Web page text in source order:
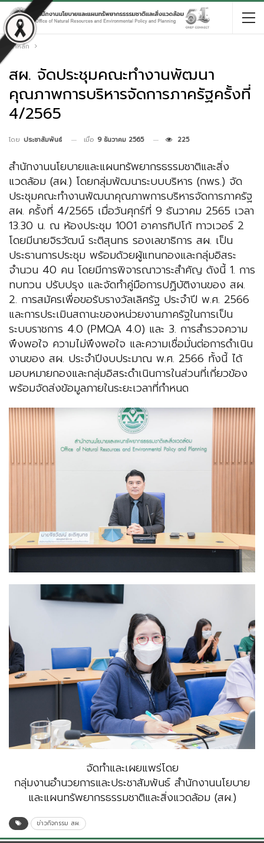
หน้าหลัก
สผ. จัดประชุมคณะทำงานพัฒนา
คุณภาพการบริหารจัดการภาครัฐครั้งที่
4/2565
โดย ประชาสัมพันธ์ เมื่อ 9 ธันวาคม 2565 225
สำนักงานนโยบายและแผนทรัพยากรธรรมชาติและสิ่ง
แวดล้อม (สผ.) โดยกลุ่มพัฒนาระบบบริหาร (กพร.) จัด
ประชุมคณะทำงานพัฒนาคุณภาพการบริหารจัดการภาครัฐ
สผ. ครั้งที่ 4/2565 เมื่อวันศุกร์ที่ 9 ธันวาคม 2565 เวลา
13.30 น. ณ ห้องประชุม 1001 อาคารทิปโก้ ทาวเวอร์ 2
โดยมีนายจิรวัฒน์ ระติสุนทร รองเลขาธิการ สผ. เป็น
ประธานการประชุม พร้อมด้วยผู้แทนกองและกลุ่มอิสระ
จำนวน 40 คน โดยมีการพิจารณาวาระสำคัญ ดังนี้ 1. การ
ทบทวน ปรับปรุง และจัดทำคู่มือการปฏิบัติงานของ สผ.
2. การสมัครเพื่อขอรับรางวัลเลิศรัฐ ประจำปี พ.ศ. 2566
และการประเมินสถานะของหน่วยงานภาครัฐในการเป็น
ระบบราชการ 4.0 (PMQA 4.0) และ 3. การสำรวจความ
พึงพอใจ ความไม่พึงพอใจ และความเชื่อมั่นต่อการดำเนิน
งานของ สผ. ประจำปีงบประมาณ พ.ศ. 2566 ทั้งนี้ ได้
มอบหมายกองและกลุ่มอิสระดำเนินการในส่วนที่เกี่ยวข้อง
พร้อมจัดส่งข้อมูลภายในระยะเวลาที่กำหนด
จัดทำและเผยแพร่โดย
กลุ่มงานอำนวยการและประชาสัมพันธ์ สำนักงานนโยบาย
และแผนทรัพยากรธรรมชาติและสิ่งแวดล้อม (สผ.)
ข่าวกิจกรรม สผ.